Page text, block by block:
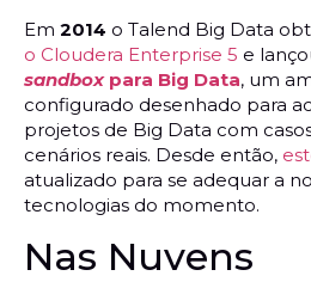
Em 2014 o Talend Big Data
o Cloudera Enterprise 5 e
sandboxpara Big Data, um
configurado desenhado para
projetos de Big Data com
cenários reais. Desde então,
atualizado para se adequar a
tecnologias do momento.
Nas Nuvens